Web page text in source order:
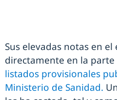
Sus elevadas notas en
directamente en la
listados provisionales
Ministerio de Sanidad.